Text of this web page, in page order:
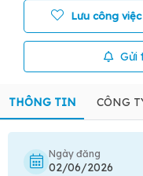
Lưu công việc
Gửi
THÔNG TIN CÔNG
Ngày đăng
02/06/2026